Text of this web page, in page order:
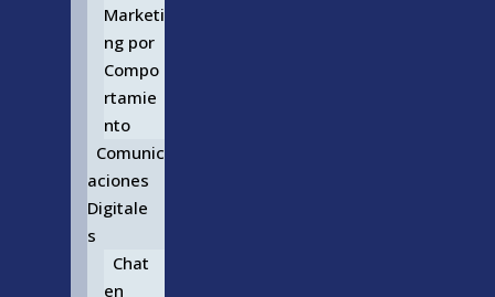
Marketi
ng por
Compo
rtamie
nto
Comunic
aciones
Digitale
s
Chat
en